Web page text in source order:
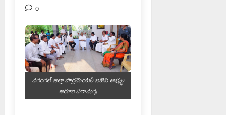
0
వరంగల్ జిల్లా పార్లమెంటరీ బిజెపి అభ్యర్థి
అరూరి పరామర్శ